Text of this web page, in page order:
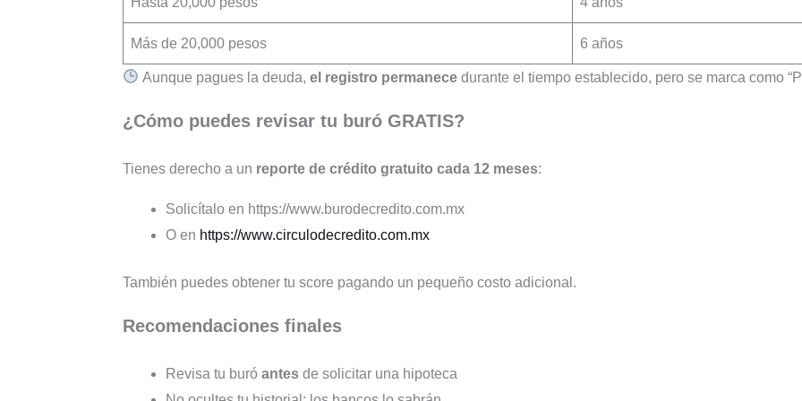
Más de 20,000 pesos 6 años
Aunque pagues la deuda,el registro permanece durante el tiempo establecido, pero se marca como
¿Cómo puedes revisar tu buró GRATIS?
Tienes derecho a un reporte de crédito gratuito cada 12 meses:
Solicítalo en https://www.burodecredito.com.mx
O en https://www.circulodecredito.com.mx
También puedes obtener tu score pagando un pequeño costo adicional.
Recomendaciones finales
Revisa tu buró antes de solicitar una hipoteca